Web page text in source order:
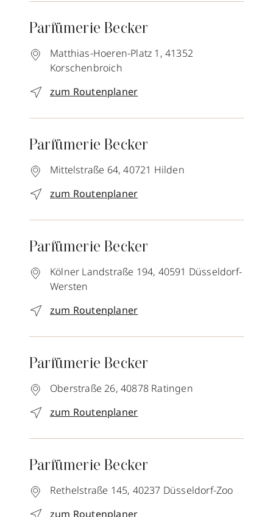
Parfümerie Becker
Matthias-Hoeren-Platz 1, 41352
Korschenbroich
zum Routenplaner
Parfümerie Becker
Mittelstraße 64, 40721 Hilden
zum Routenplaner
Parfümerie Becker
Kölner Landstraße 194, 40591 Düsseldorf-
Wersten
zum Routenplaner
Parfümerie Becker
Oberstraße 26, 40878 Ratingen
zum Routenplaner
Parfümerie Becker
Rethelstraße 145, 40237 Düsseldorf-Zoo
zum Routenplaner